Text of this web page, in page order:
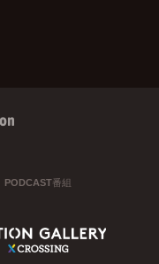
PODCAST番組